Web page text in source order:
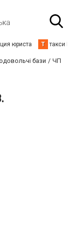
юриста Т такси
бази
ЧП